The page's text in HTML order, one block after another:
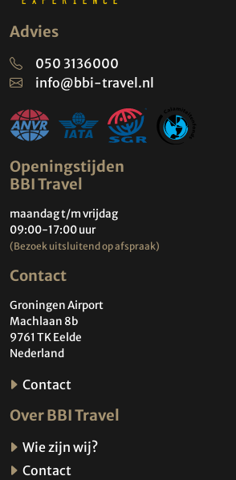
Advies
050 3136000
info@bbi-travel.nl
Openingstijden
BBI Travel
maandag t/m vrijdag
09:00-17:00 uur
(Bezoek uitsluitend op afspraak)
Contact
Groningen Airport
Machlaan 8b
9761 TK Eelde
Nederland
Contact
Over BBI Travel
Wie zijn wij?
Contact